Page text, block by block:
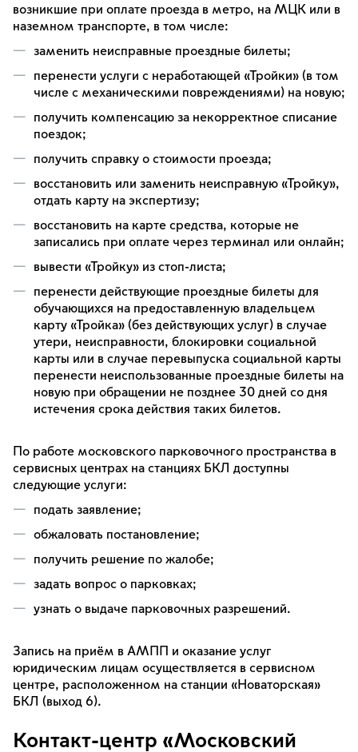
возникшие при оплате проезда в метро, на МЦК или в
наземном транспорте, в том числе:
заменить неисправные проездные билеты;
перенести услуги с неработающей «Тройки» (в том
числе с механическими повреждениями) на новую;
получить компенсацию за некорректное списание
поездок;
получить справку о стоимости проезда;
восстановить или заменить неисправную «Тройку»,
отдать карту на экспертизу;
восстановить на карте средства, которые не
записались при оплате через терминал или онлайн;
вывести «Тройку» из стоп-листа;
перенести действующие проездные билеты для
обучающихся на предоставленную владельцем
карту «Тройка» (без действующих услуг) в случае
утери, неисправности, блокировки социальной
карты или в случае перевыпуска социальной карты
перенести неиспользованные проездные билеты на
новую при обращении не позднее 30 дней со дня
истечения срока действия таких билетов.
По работе московского парковочного пространства в
сервисных центрах на станциях БКЛ доступны
следующие услуги:
подать заявление;
обжаловать постановление;
получить решение по жалобе;
задать вопрос о парковках;
узнать о выдаче парковочных разрешений.
Запись на приём в АМПП и оказание услуг
юридическим лицам осуществляется в сервисном
центре, расположенном на станции «Новаторская»
БКЛ (выход 6).
Контакт-центр «Московский